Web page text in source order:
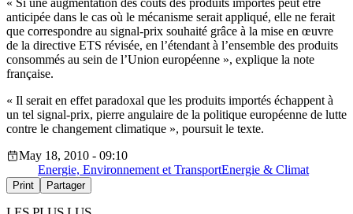
« Si une augmentation des coûts des produits importés peut être
anticipée dans le cas où le mécanisme serait appliqué, elle ne ferait
que correspondre au signal-prix souhaité grâce à la mise en œuvre
de la directive ETS révisée, en l’étendant à l’ensemble des produits
consommés au sein de l’Union européenne », explique la note
française.
« Il serait en effet paradoxal que les produits importés échappent à
un tel signal-prix, pierre angulaire de la politique européenne de lutte
contre le changement climatique », poursuit le texte.
May 18, 2010 - 09:10
Energie, Environnement et TransportEnergie & Climat
Print Partager